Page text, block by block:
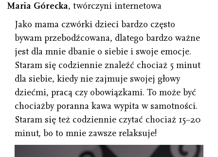
Maria Górecka, twórczyni internetowa
Jako mama czwórki dzieci bardzo często
bywam przebodźcowana, dlatego bardzo ważne
jest dla mnie dbanie o siebie i swoje emocje.
Staram się codziennie znaleźć chociaż 5 minut
dla siebie, kiedy nie zajmuje swojej głowy
dziećmi, pracą czy obowiązkami. To może być
chociażby poranna kawa wypita w samotności.
Staram się też codziennie czytać chociaż 15–20
minut, bo to mnie zawsze relaksuje!